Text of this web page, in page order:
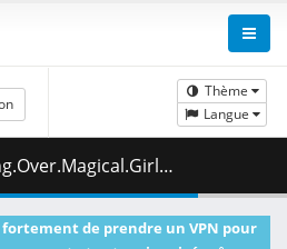
Thème
Langue
DL.AAC2.0.H.264-VARYG.mkv.001 ( 463.62 MB )
fortement de prendre un VPN pour